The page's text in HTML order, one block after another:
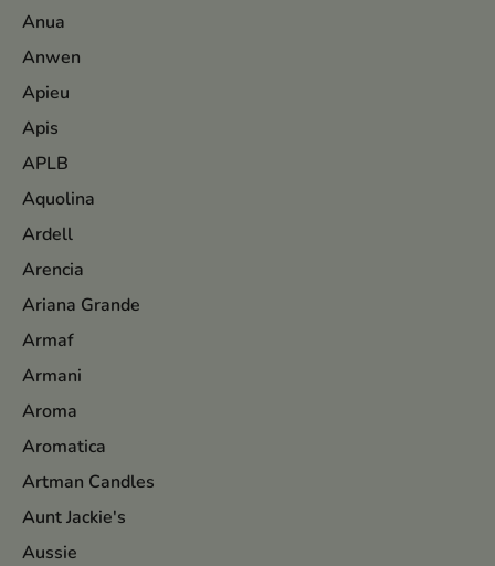
Anua
Anwen
Apieu
Apis
APLB
Aquolina
Ardell
Arencia
Ariana Grande
Armaf
Armani
Aroma
Aromatica
Artman Candles
Aunt Jackie's
Aussie